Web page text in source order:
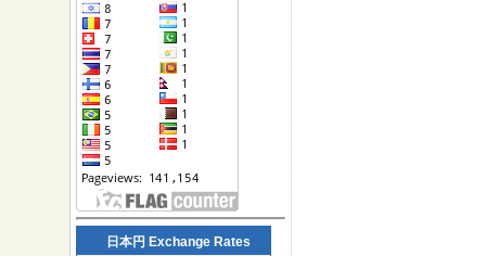
日本円 Exchange Rates